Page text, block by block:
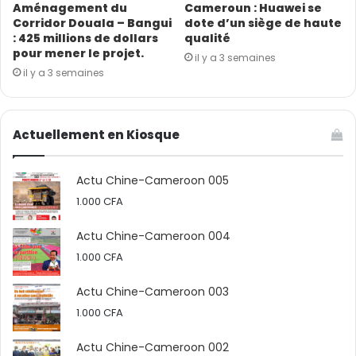
référence au Cameroun en matière de construction de
route et respectera ses engagements dans le cadre
de ce projet.
Outre, l’entreprise chinoise CHEC reste disponible pour
d’autres éventuels projets de développement du
Cameroun et même hors des frontières du pays. Sa
direction Afrique centrale est située à Yaoundé.
Le partenariat entre les entreprises chinoises installées
au Cameroun et le MINTP est au beau-fixe.
Aménagement du
Corridor Douala – Bangui
: 425 millions de dollars
pour mener le projet.
il y a 3 semaines
Cameroun : Huawei se
dote d’un siège de haute
qualité
il y a 3 semaines
Actuellement en Kiosque
Actu Chine-Cameroon 005
1.000 CFA
Actu Chine-Cameroon 004
1.000 CFA
Actu Chine-Cameroon 003
1.000 CFA
Actu Chine-Cameroon 002